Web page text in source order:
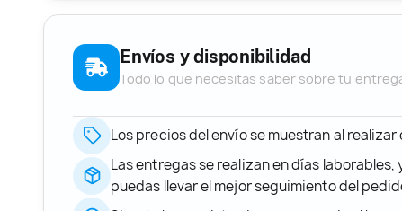
Envíos y disponibilidad
Todo lo que necesitas saber sobre tu
Los precios del envío se muestran al
Las entregas se realizan en días
puedas llevar el mejor seguimiento del